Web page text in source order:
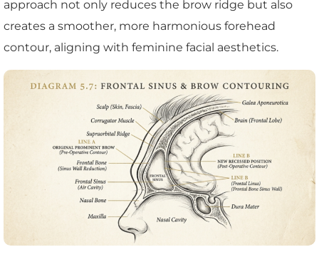
approach not only reduces the brow ridge but also
creates a smoother, more harmonious forehead
contour, aligning with feminine facial aesthetics.